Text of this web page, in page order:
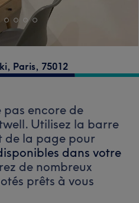
, Paris, 75012
pas encore de
Utilisez la barre
de la page pour
dans votre
de nombreux
prêts à vous